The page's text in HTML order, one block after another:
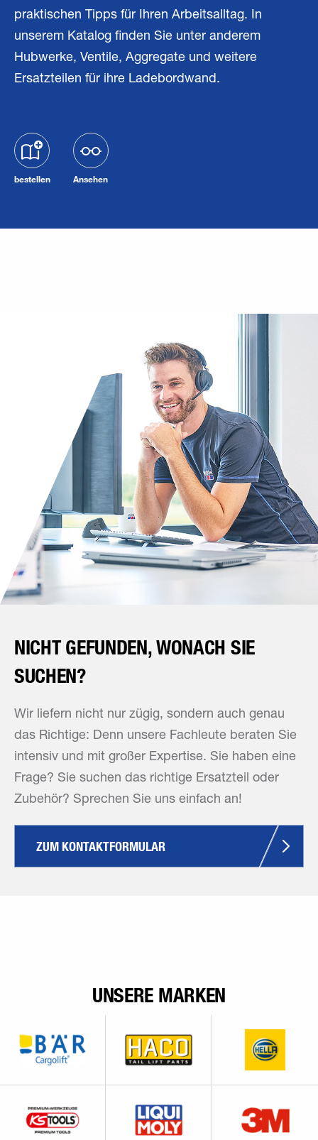
praktischen Tipps für Ihren Arbeitsalltag. In
unserem Katalog finden Sie unter anderem
Hubwerke, Ventile, Aggregate und weitere
Ersatzteilen für ihre Ladebordwand.
bestellen Ansehen
NICHT GEFUNDEN, WONACH SIE
SUCHEN?
Wir liefern nicht nur zügig, sondern auch genau
das Richtige: Denn unsere Fachleute beraten Sie
intensiv und mit großer Expertise. Sie haben eine
Frage? Sie suchen das richtige Ersatzteil oder
Zubehör? Sprechen Sie uns einfach an!
ZUM KONTAKTFORMULAR
UNSERE MARKEN